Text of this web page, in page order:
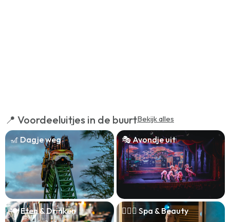
📍 Voordeeluitjes in de buurtBekijk alles
🎢 Dagje weg 🎭 Avondje uit
🍽️ Eten & Drinken 🧖🏻‍♀️ Spa & Beauty